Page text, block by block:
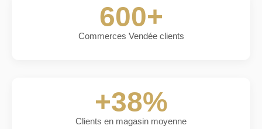
600+
Commerces Vendée clients
+38%
Clients en magasin moyenne